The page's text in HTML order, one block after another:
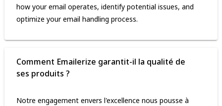
how your email operates, identify potential issues, and
optimize your email handling process.
Comment Emailerize garantit-il la qualité de
ses produits ?
Notre engagement envers l'excellence nous pousse à